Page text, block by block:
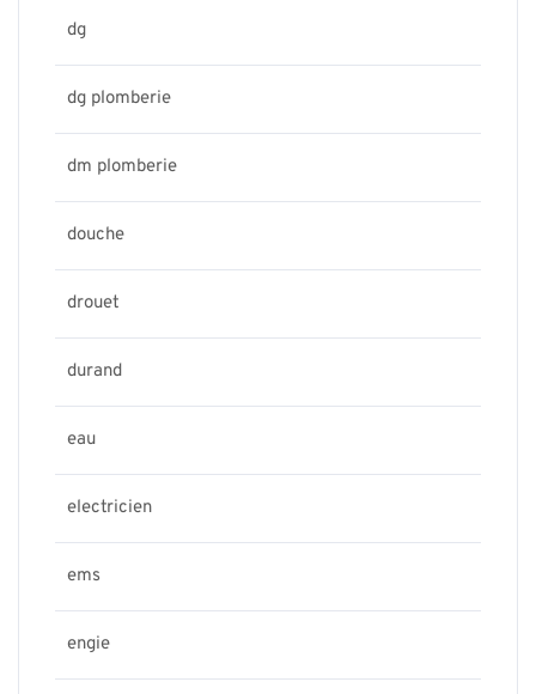
dg
dg plomberie
dm plomberie
douche
drouet
durand
eau
electricien
ems
engie